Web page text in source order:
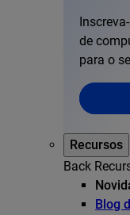
de
para o
Recursos
Back
Blog